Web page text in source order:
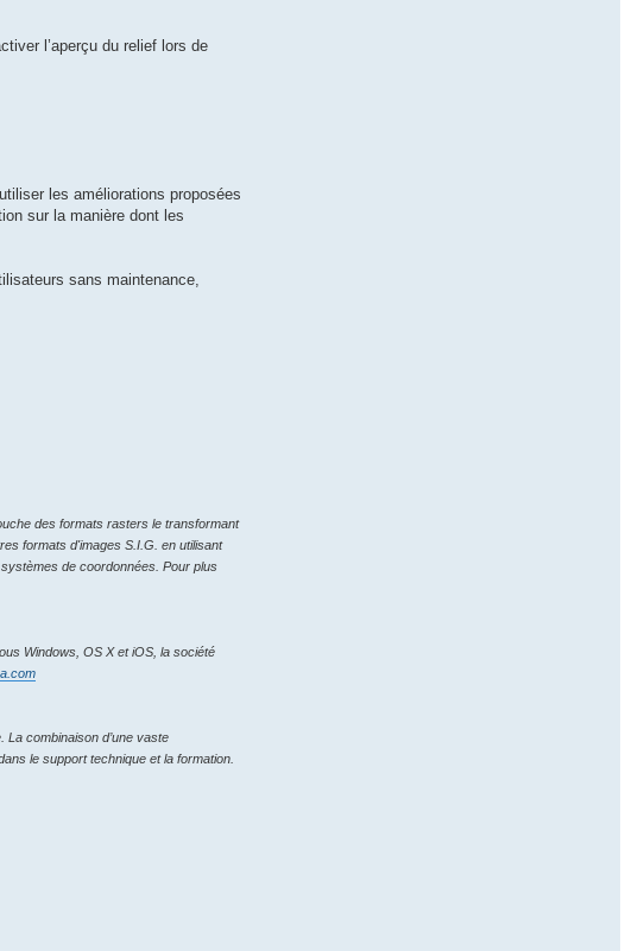
l’aperçu du relief lors de
les améliorations proposées
sur la manière dont les
sans maintenance,
des formats rasters le transformant
formats d'images S.I.G. en utilisant
de coordonnées. Pour plus
Windows, OS X et iOS, la société
combinaison d’une vaste
le support technique et la formation.